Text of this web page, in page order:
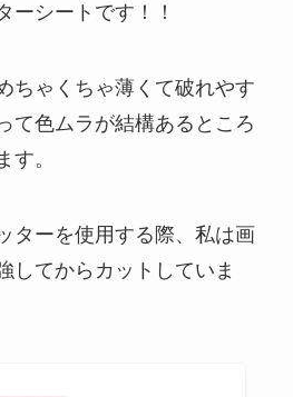
ーシートです！！
ちゃくちゃ薄くて破れやす
て色ムラが結構あるところ
す。
ターを使用する際、私は画
してからカットしていま